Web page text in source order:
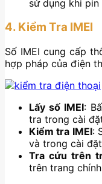
sử dụng khi pin
4. Kiểm Tra IMEI
Số IMEI cung cấp
hợp pháp của điện
Lấy số IMEI:
tra trong cài
Kiểm tra IMEI:
và trong cài
Tra cứu trên
trên trang